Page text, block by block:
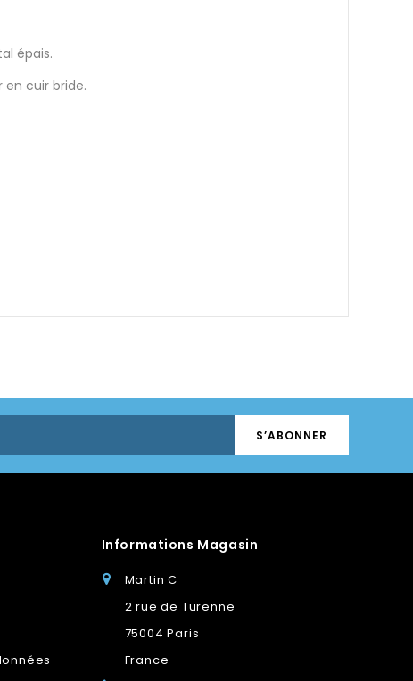
épais.
cuir bride.
Informations Magasin
Martin C
2 rue de Turenne
75004 Paris
France